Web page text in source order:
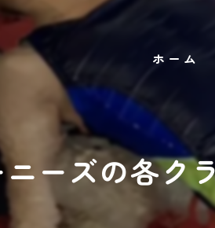
ホーム
ーズの各ク